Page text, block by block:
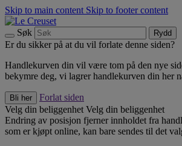
Skip to main content Skip to footer content
Søk Rydd
Er du sikker på at du vil forlate denne siden?
Handlekurven din vil være tom på den nye
bekymre deg, vi lagrer handlekurven din her
Bli her
Forlat siden
Velg din beliggenhet Velg din beliggenhet
Endring av posisjon fjerner innholdet fra
som er kjøpt online, kan bare sendes til det